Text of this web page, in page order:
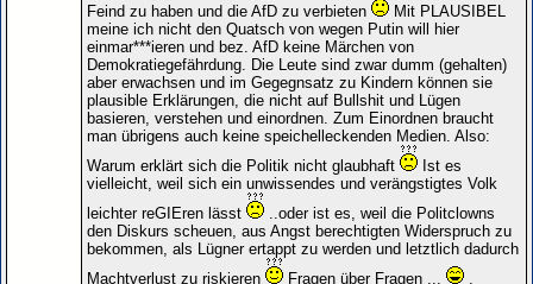
Feind zu haben und die AfD zu verbieten
Mit PLAUSIBEL
meine ich nicht den Quatsch von wegen Putin will hier
einmar***ieren und bez. AfD keine Märchen von
Demokratiegefährdung. Die Leute sind zwar dumm (gehalten)
aber erwachsen und im Gegegnsatz zu Kindern können sie
plausible Erklärungen, die nicht auf Bullshit und Lügen
basieren, verstehen und einordnen. Zum Einordnen braucht
man übrigens auch keine speichelleckenden Medien. Also:
Warum erklärt sich die Politik nicht glaubhaft
Ist es
vielleicht, weil sich ein unwissendes und verängstigtes Volk
leichter reGIEren lässt
..oder ist es, weil die Politclowns
den Diskurs scheuen, aus Angst berechtigten Widerspruch zu
bekommen, als Lügner ertappt zu werden und letztlich dadurch
Machtverlust zu riskieren
Fragen über Fragen ...